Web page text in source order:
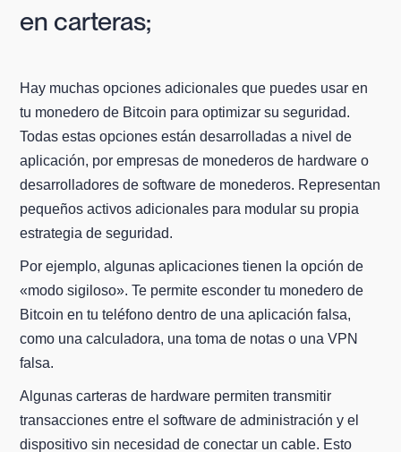
en carteras;
Hay muchas opciones adicionales que puedes usar en
tu monedero de Bitcoin para optimizar su seguridad.
Todas estas opciones están desarrolladas a nivel de
aplicación, por empresas de monederos de hardware o
desarrolladores de software de monederos. Representan
pequeños activos adicionales para modular su propia
estrategia de seguridad.
Por ejemplo, algunas aplicaciones tienen la opción de
«modo sigiloso». Te permite esconder tu monedero de
Bitcoin en tu teléfono dentro de una aplicación falsa,
como una calculadora, una toma de notas o una VPN
falsa.
Algunas carteras de hardware permiten transmitir
transacciones entre el software de administración y el
dispositivo sin necesidad de conectar un cable. Esto